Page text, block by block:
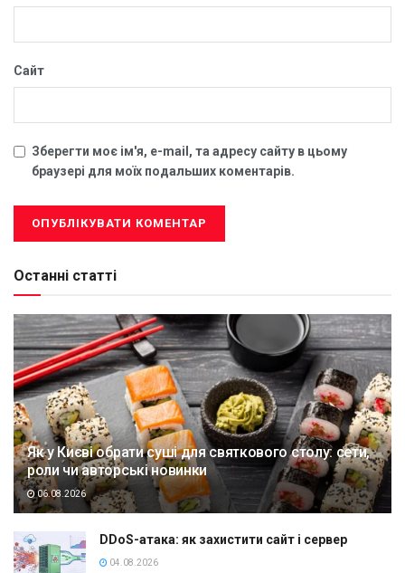
Сайт
Зберегти моє ім'я, e-mail, та адресу сайту в цьому
браузері для моїх подальших коментарів.
Останні статті
Як у Києві обрати суші для святкового столу: сети,
роли чи авторські новинки
06.08.2026
DDoS-атака: як захистити сайт і сервер
04.08.2026